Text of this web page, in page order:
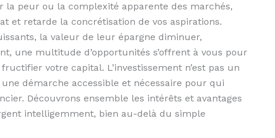
la peur ou la complexité apparente des marchés,
et retarde la concrétisation de vos aspirations.
la valeur de leur épargne diminuer,
une multitude d’opportunités s’offrent à vous pour
votre capital. L’investissement n’est pas un
démarche accessible et nécessaire pour qui
Découvrons ensemble les intérêts et avantages
intelligemment, bien au-delà du simple